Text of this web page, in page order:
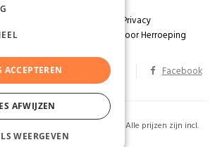
Privacy
Formulier voor Herroeping
BTW BE 0586.813.178 Facebook
Alle rechten voorbehouden. Alle prijzen zijn incl.
BTW. Website by
ACCEPTEREN
AFWIJZEN
WEERGEVEN